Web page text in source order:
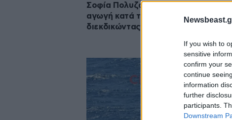
If you wish to
sensitive
confirm your
continue
information
further
participants.
Downstream
Σοφία Πολυζωγοπούλου: Απαντά με
αγωγή κατά του Απόστολου Λύτρα,
διεκδικώντας 600.000 ευρώ